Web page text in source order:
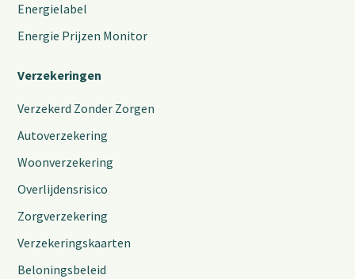
Energielabel
Energie Prijzen Monitor
Verzekeringen
Verzekerd Zonder Zorgen
Autoverzekering
Woonverzekering
Overlijdensrisico
Zorgverzekering
Verzekeringskaarten
Beloningsbeleid